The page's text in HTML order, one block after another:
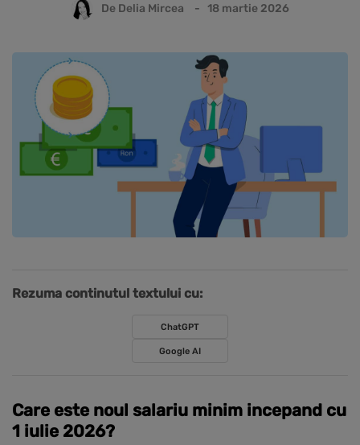
De Delia Mircea 18 martie 2026
Rezuma continutul textului cu:
ChatGPT
Google AI
Care este noul salariu minim incepand cu
1 iulie 2026?